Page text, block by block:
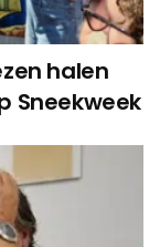
halen
Sneekweek